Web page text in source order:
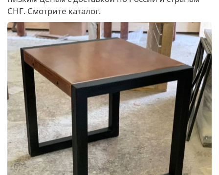
СНГ. Смотрите каталог.